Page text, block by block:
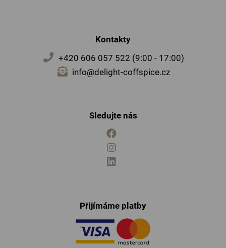
Kontakty
+420 606 057 522 (9:00 - 17:00)
info@delight-coffspice.cz
Sledujte nás
Přijímáme platby